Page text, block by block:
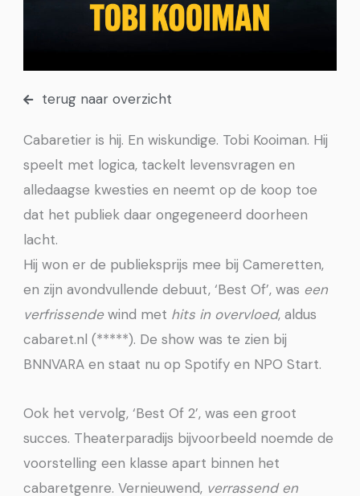
terug naar overzicht
Cabaretier is hij. En wiskundige. Tobi Kooiman. Hij
speelt met logica, tackelt levensvragen en
alledaagse kwesties en neemt op de koop toe
dat het publiek daar ongegeneerd doorheen
lacht.
Hij won er de publieksprijs mee bij Cameretten,
en zijn avondvullende debuut, ‘Best Of’, was een
verfrissendewind met hits in overvloed, aldus
cabaret.nl (*****). De show was te zien bij
BNNVARA en staat nu op Spotify en NPO Start.
Ook het vervolg, ‘Best Of 2’, was een groot
succes. Theaterparadijs bijvoorbeeld noemde de
voorstelling een klasse apart binnen het
cabaretgenre. Vernieuwend, verrassend en